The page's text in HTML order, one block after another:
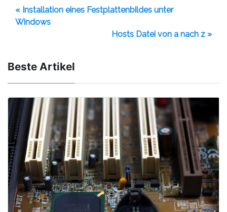
« Installation eines Festplattenbildes unter
Windows
Hosts Datei von a nach z »
Beste Artikel